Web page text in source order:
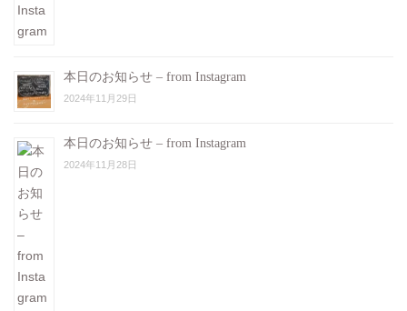
本日のお知らせ – from Instagram
2024年11月29日
本日のお知らせ – from Instagram
2024年11月28日